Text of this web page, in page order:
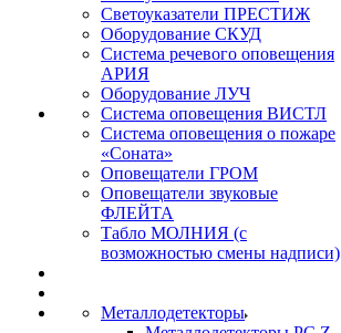
Светоуказатели ПРЕСТИЖ
Оборудование СКУД
Система речевого оповещения
АРИЯ
Оборудование ЛУЧ
Система оповещения ВИСТЛ
Система оповещения о пожаре
«Соната»
Оповещатели ГРОМ
Оповещатели звуковые
ФЛЕЙТА
Табло МОЛНИЯ (с
возможностью смены надписи)
Металлодетекторы